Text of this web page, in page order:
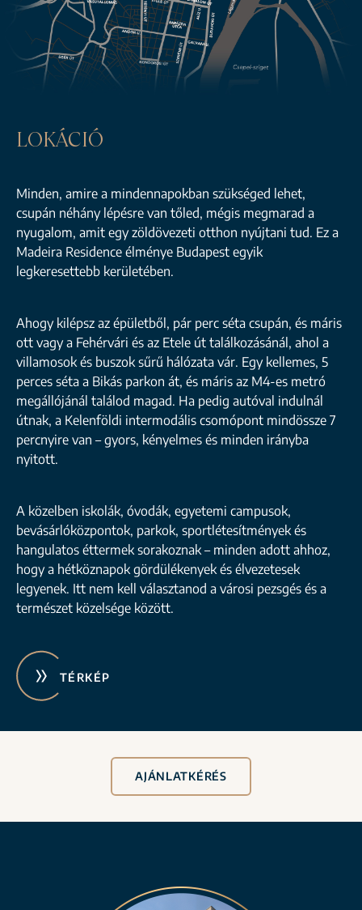
LOKÁCIÓ
Minden, amire a mindennapokban szükséged lehet,
csupán néhány lépésre van tőled, mégis megmarad a
nyugalom, amit egy zöldövezeti otthon nyújtani tud. Ez a
Madeira Residence élménye Budapest egyik
legkeresettebb kerületében.
Ahogy kilépsz az épületből, pár perc séta csupán, és máris
ott vagy a Fehérvári és az Etele út találkozásánál, ahol a
villamosok és buszok sűrű hálózata vár. Egy kellemes, 5
perces séta a Bikás parkon át, és máris az M4-es metró
megállójánál találod magad. Ha pedig autóval indulnál
útnak, a Kelenföldi intermodális csomópont mindössze 7
percnyire van – gyors, kényelmes és minden irányba
nyitott.
A közelben iskolák, óvodák, egyetemi campusok,
bevásárlóközpontok, parkok, sportlétesítmények és
hangulatos éttermek sorakoznak – minden adott ahhoz,
hogy a hétköznapok gördülékenyek és élvezetesek
legyenek. Itt nem kell választanod a városi pezsgés és a
természet közelsége között.
TÉRKÉP
AJÁNLATKÉRÉS